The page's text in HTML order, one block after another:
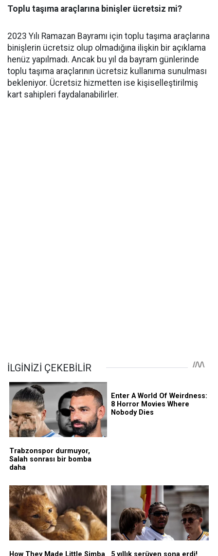
Toplu taşıma araçlarına binişler ücretsiz mi?
2023 Yılı Ramazan Bayramı için toplu taşıma araçlarına
binişlerin ücretsiz olup olmadığına ilişkin bir açıklama
henüz yapılmadı. Ancak bu yıl da bayram günlerinde
toplu taşıma araçlarının ücretsiz kullanıma sunulması
bekleniyor. Ücretsiz hizmetten ise kişiselleştirilmiş
kart sahipleri faydalanabilirler.